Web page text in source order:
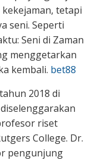
tetapi
seni. Seperti
Seni di Zaman
menggetarkan
kembali. bet88
2018 di
riset
College. Dr.
pengunjung